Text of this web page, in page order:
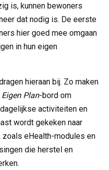
is, kunnen bewoners
dat nodig is. De eerste
hier goed mee omgaan
in hun eigen
hieraan bij. Zo maken
Plan-bord om
activiteiten en
wordt gekeken naar
eHealth-modules en
die herstel en